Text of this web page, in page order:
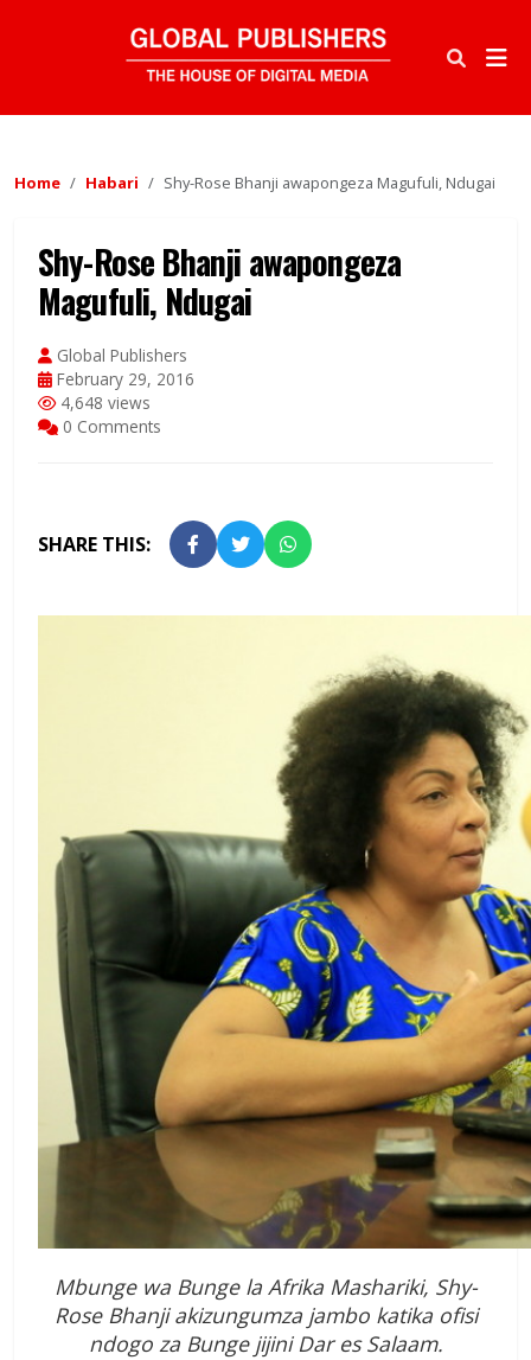
Home Habari Shy-Rose Bhanji awapongeza Magufuli, Ndugai
Shy-Rose Bhanji awapongeza
Magufuli, Ndugai
Global Publishers
February 29, 2016
4,648 views
0 Comments
SHARE THIS:
Mbunge wa Bunge la Afrika Mashariki, Shy-
Rose Bhanji akizungumza jambo katika ofisi
ndogo za Bunge jijini Dar es Salaam.